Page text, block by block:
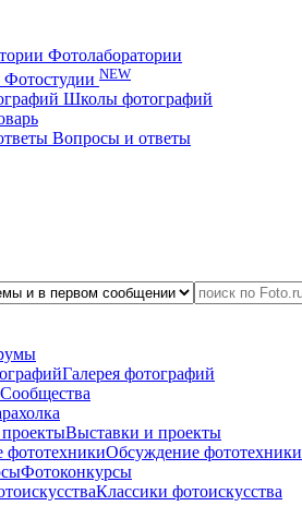
Фотолаборатории
Фотостудии NEW
Школы фотографий
Вопросы и ответы
Галерея фотографий
Сообщества
Выставки и проекты
Обсуждение фототехники
Фотоконкурсы
Классики фотоискусства